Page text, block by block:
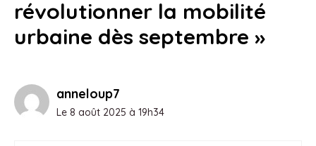
révolutionner la mobilité
urbaine dès septembre »
anneloup7
Le 8 août 2025 à 19h34